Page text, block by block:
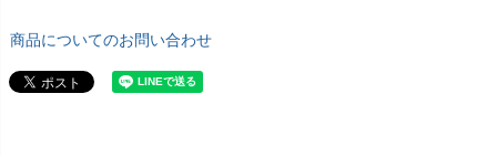
商品についてのお問い合わせ